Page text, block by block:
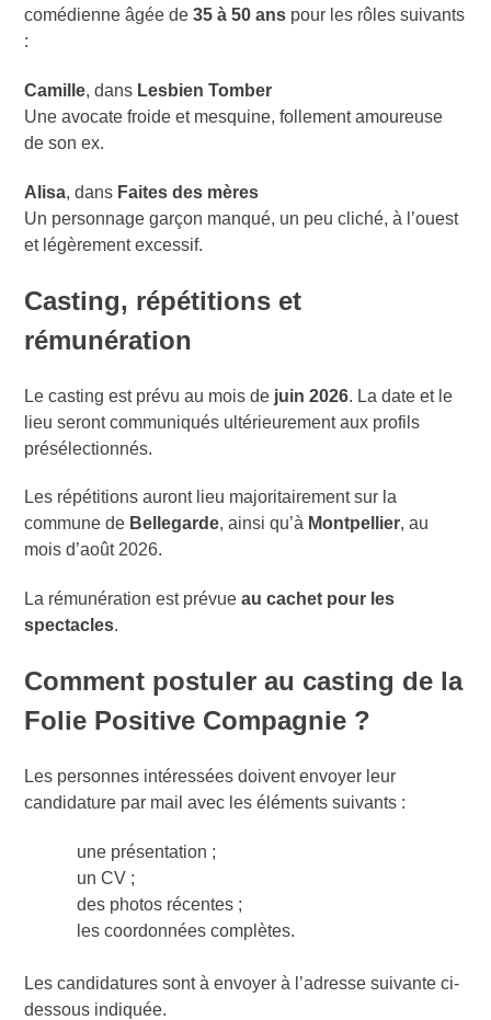
comédienne âgée de35 à 50 ans pour les rôles suivants
:
Camille, dans Lesbien Tomber
Une avocate froide et mesquine, follement amoureuse
de son ex.
Alisa, dans Faites des mères
Un personnage garçon manqué, un peu cliché, à l’ouest
et légèrement excessif.
Casting, répétitions et
rémunération
Le casting est prévu au mois de juin 2026. La date et le
lieu seront communiqués ultérieurement aux profils
présélectionnés.
Les répétitions auront lieu majoritairement sur la
commune de Bellegarde, ainsi qu’à Montpellier, au
mois d’août 2026.
La rémunération est prévueau cachet pour les
spectacles.
Comment postuler au casting de la
Folie Positive Compagnie ?
Les personnes intéressées doivent envoyer leur
candidature par mail avec les éléments suivants :
une présentation ;
un CV ;
des photos récentes ;
les coordonnées complètes.
Les candidatures sont à envoyer à l’adresse suivante ci-
dessous indiquée.